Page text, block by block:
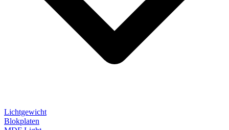
Lichtgewicht
Blokplaten